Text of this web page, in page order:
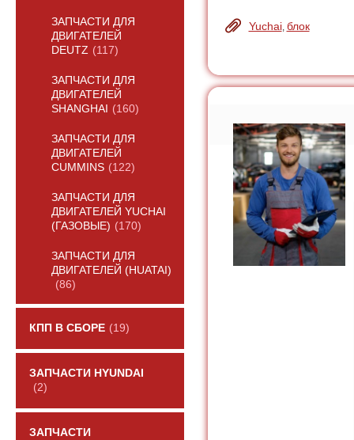
ЗАПЧАСТИ ДЛЯ
ДВИГАТЕЛЕЙ
DEUTZ (117)
ЗАПЧАСТИ ДЛЯ
ДВИГАТЕЛЕЙ
SHANGHAI (160)
ЗАПЧАСТИ ДЛЯ
ДВИГАТЕЛЕЙ
CUMMINS (122)
ЗАПЧАСТИ ДЛЯ
ДВИГАТЕЛЕЙ YUCHAI
(ГАЗОВЫЕ) (170)
ЗАПЧАСТИ ДЛЯ
ДВИГАТЕЛЕЙ (HUATAI)
(86)
КПП В СБОРЕ (19)
ЗАПЧАСТИ HYUNDAI
(2)
ЗАПЧАСТИ
Yuchai, блок